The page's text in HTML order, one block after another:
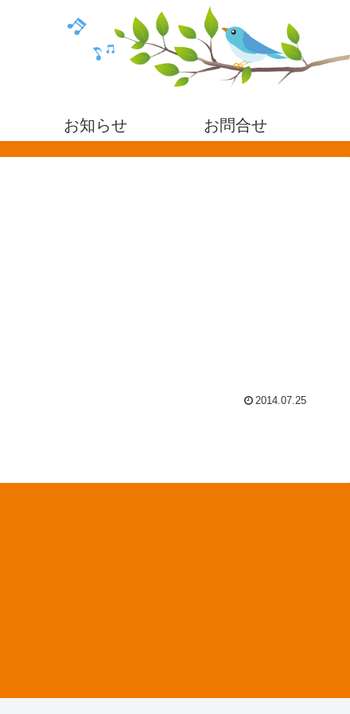
お知らせ お問合せ
2014.07.25